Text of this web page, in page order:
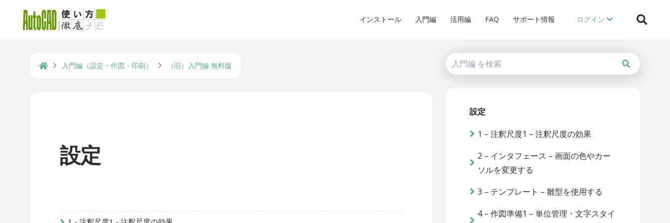
インストール 入門編 活用編 FAQ サポート情報 ログイン
入門編（設定・作図・印刷） （旧）入門編 無料版
設定
設定
1 – 注釈尺度1 – 注釈尺度の効果
2 – インタフェース – 画面の色やカー
ソルを変更する
3 – テンプレート – 雛型を使用する
4 – 作図準備1 – 単位管理・文字スタイ